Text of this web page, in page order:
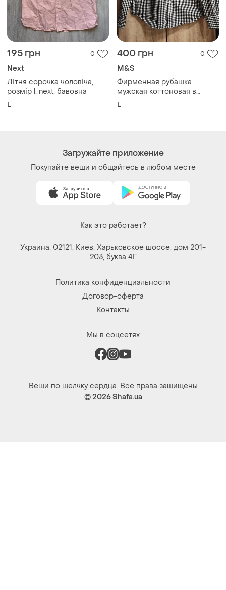
Next
Літня сорочка чоловіча,
розмір l, next, бавовна
M&S
Фирменная рубашка
мужская коттоновая в
клетку с длинным рукавом
размер l
Загружайте приложение
Покупайте вещи и общайтесь в любом месте
Как это работает?
Украина, 02121, Киев, Харьковское шоссе, дом 201-
203, буква 4Г
Политика конфиденциальности
Контакты
© 2026Shafa.ua